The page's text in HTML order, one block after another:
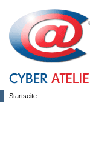
Startseite